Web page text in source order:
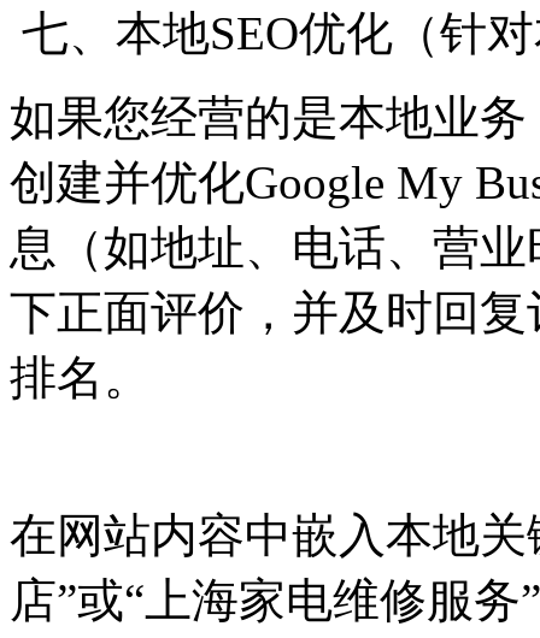
七、本地SEO优化（针
如果您经营的是本地业
创建并优化Google My
息（如地址、电话、营
下正面评价，并及时回
排名。
在网站内容中嵌入本地
店”或“上海家电维修服